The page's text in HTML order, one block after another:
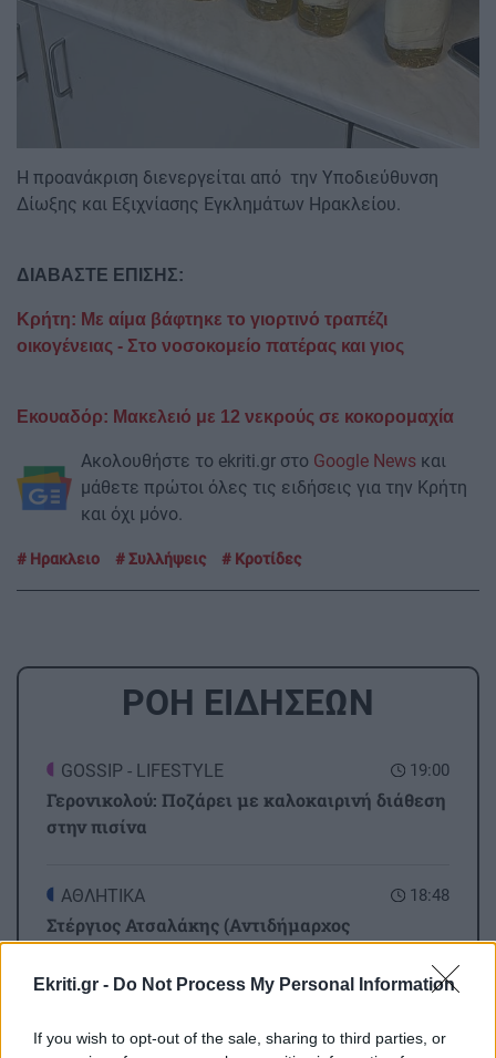
Ekriti.gr - Do Not Process My Personal Information
If you wish to opt-out of the sale, sharing to third parties, or
Η προανάκριση διενεργείται από την Υποδιεύθυνση
Δίωξης και Εξιχνίασης Εγκλημάτων Ηρακλείου.
ΔΙΑΒΑΣΤΕ ΕΠΙΣΗΣ:
Κρήτη: Με αίμα βάφτηκε το γιορτινό τραπέζι
οικογένειας - Στο νοσοκομείο πατέρας και γιος
Εκουαδόρ: Μακελειό με 12 νεκρούς σε κοκορομαχία
Ακολουθήστε το ekriti.gr στο Google News και
μάθετε πρώτοι όλες τις ειδήσεις για την Κρήτη
και όχι μόνο.
Ηρακλειο Συλλήψεις Κροτίδες
ΡΟΗ ΕΙΔΗΣΕΩΝ
19:00
GOSSIP - LIFESTYLE
Γερονικολού: Ποζάρει με καλοκαιρινή διάθεση
στην πισίνα
18:48
ΑΘΛΗΤΙΚΑ
Στέργιος Ατσαλάκης (Αντιδήμαρχος
Αθλητισμού Αγίου Νικολάου): Κανένα έργο δεν
χάθηκε – Οι παρεμβάσεις στις αθλητικές